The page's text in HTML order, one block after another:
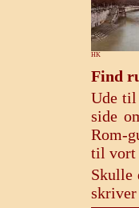
HK
Find
Ude til
side
Rom-
til vort
Skulle